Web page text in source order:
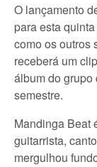
O lançamento
para esta
como os outros
receberá um
álbum do grupo
semestre.
Mandinga Beat
guitarrista,
mergulhou